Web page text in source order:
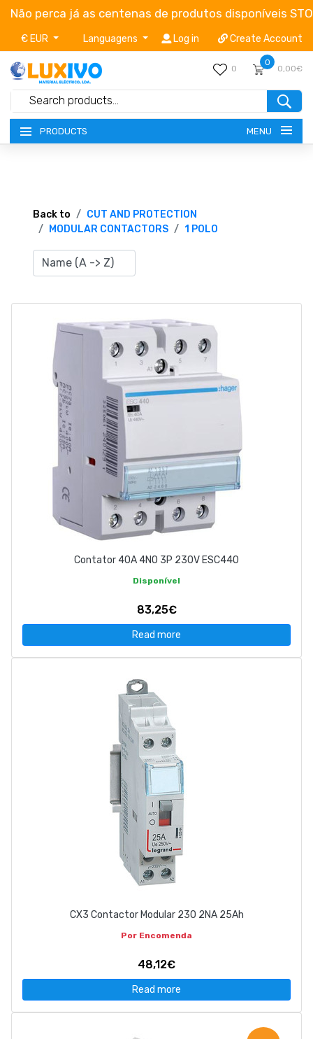
Não perca já as centenas de produtos disponíveis
€ EUR Languagens Log in Create Account
0
0
0,00€
PRODUCTS MENU
TERMS OF SERVICE
CONTACT
263 710 898 geral@luxivo.pt
Back to
CUT AND PROTECTION
MODULAR CONTACTORS
1 POLO
Contator 40A 4NO 3P 230V ESC440
Disponível
83,25€
Read more
CX3 Contactor Modular 230 2NA 25Ah
Por Encomenda
48,12€
Read more